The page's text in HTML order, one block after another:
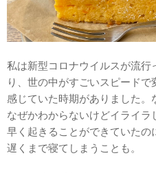
私は新型コロナウイルスが流行
り、世の中がすごいスピード
感じていた時期がありました。
なぜかわからないけどイライ
早く起きることができていたの
遅くまで寝てしまうことも。